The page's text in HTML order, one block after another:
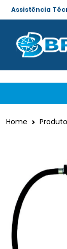
Assistência
Home